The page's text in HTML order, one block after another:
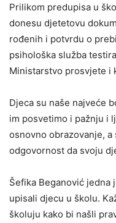
Prilikom predupisa u
donesu djetetovu
rođenih i potvrdu o
psihološka služba
Ministarstvo prosvjete i
Djeca su naše najveće
im posvetimo i pažnju i
osnovno obrazovanje,
odgovornost da svoju
Šefika Beganović jedna
upisali djecu u školu.
školuju kako bi našli